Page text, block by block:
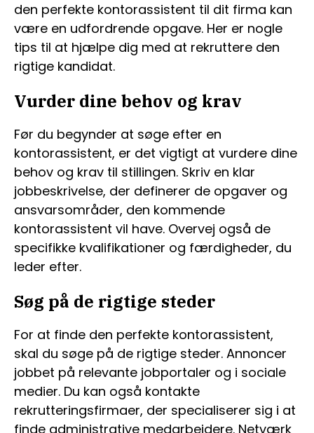
den perfekte kontorassistent til dit firma kan
være en udfordrende opgave. Her er nogle
tips til at hjælpe dig med at rekruttere den
rigtige kandidat.
Vurder dine behov og krav
Før du begynder at søge efter en
kontorassistent, er det vigtigt at vurdere dine
behov og krav til stillingen. Skriv en klar
jobbeskrivelse, der definerer de opgaver og
ansvarsområder, den kommende
kontorassistent vil have. Overvej også de
specifikke kvalifikationer og færdigheder, du
leder efter.
Søg på de rigtige steder
For at finde den perfekte kontorassistent,
skal du søge på de rigtige steder. Annoncer
jobbet på relevante jobportaler og i sociale
medier. Du kan også kontakte
rekrutteringsfirmaer, der specialiserer sig i at
finde administrative medarbejdere. Netværk